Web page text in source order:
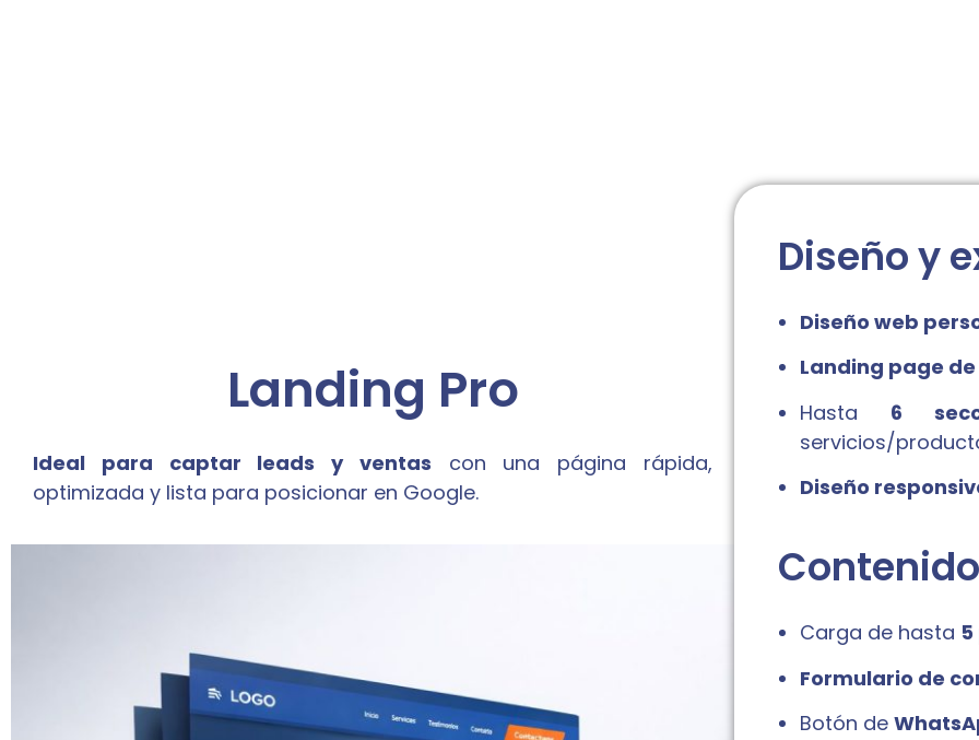
Landing Pro
Ideal para captar leads y ventas con una página rápida,
optimizada y lista para posicionar en Google.
Diseño y
Diseño web
Landing page
Hasta 6
servicios/
Diseño
Carga de hasta
Formulario de
Botón de